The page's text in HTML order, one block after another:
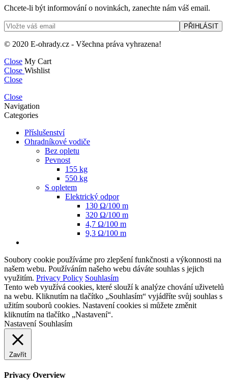
Chcete-li být informování o novinkách, zanechte nám váš email.
© 2020 E-ohrady.cz - Všechna práva vyhrazena!
Close My Cart
Close Wishlist
Close
Close
Navigation
Categories
Příslušenství
Ohradníkové vodiče
Bez opletu
Pevnost
155 kg
550 kg
S opletem
Elektrický odpor
130 Ω/100 m
320 Ω/100 m
4,7 Ω/100 m
9,3 Ω/100 m
Soubory cookie používáme pro zlepšení funkčnosti a výkonnosti na
našem webu. Používáním našeho webu dáváte souhlas s jejich
využitím. Privacy Policy Souhlasím
Tento web využívá cookies, které slouží k analýze chování uživetelů
na webu. Kliknutím na tlačítko „Souhlasím“ vyjádříte svůj souhlas s
užitím souborů cookies. Nastavení cookies si můžete změnit
kliknutím na tlačítko „Nastavení“.
Nastavení Souhlasím
Zavřít
Privacy Overview